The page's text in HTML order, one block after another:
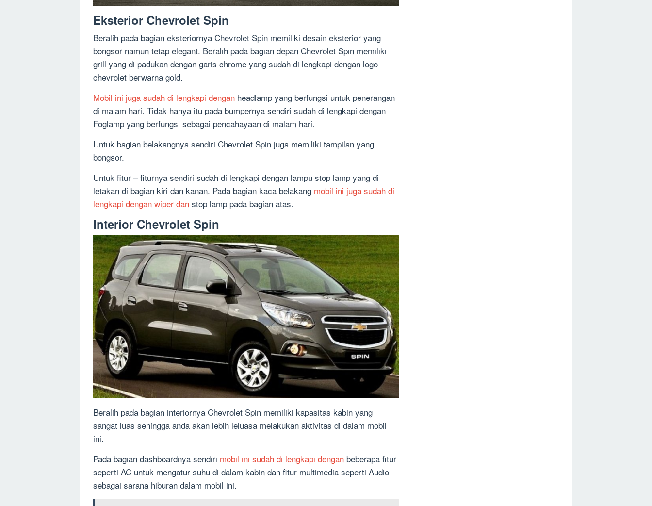
Eksterior Chevrolet Spin
Beralih pada bagian eksteriornya Chevrolet Spin memiliki desain eksterior yang
bongsor namun tetap elegant. Beralih pada bagian depan Chevrolet Spin memiliki
grill yang di padukan dengan garis chrome yang sudah di lengkapi dengan logo
chevrolet berwarna gold.
Mobil ini juga sudah di lengkapi dengan headlamp yang berfungsi untuk penerangan
di malam hari. Tidak hanya itu pada bumpernya sendiri sudah di lengkapi dengan
Foglamp yang berfungsi sebagai pencahayaan di malam hari.
Untuk bagian belakangnya sendiri Chevrolet Spin juga memiliki tampilan yang
bongsor.
Untuk fitur – fiturnya sendiri sudah di lengkapi dengan lampu stop lamp yang di
letakan di bagian kiri dan kanan. Pada bagian kaca belakang mobil ini juga sudah di
lengkapi dengan wiper dan stop lamp pada bagian atas.
Interior Chevrolet Spin
Beralih pada bagian interiornya Chevrolet Spin memiliki kapasitas kabin yang
sangat luas sehingga anda akan lebih leluasa melakukan aktivitas di dalam mobil
ini.
Pada bagian dashboardnya sendiri mobil ini sudah di lengkapi dengan beberapa fitur
seperti AC untuk mengatur suhu di dalam kabin dan fitur multimedia seperti Audio
sebagai sarana hiburan dalam mobil ini.